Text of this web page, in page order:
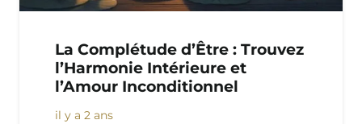
La Complétude d’Être : Trouvez
l’Harmonie Intérieure et
l’Amour Inconditionnel
il y a 2 ans